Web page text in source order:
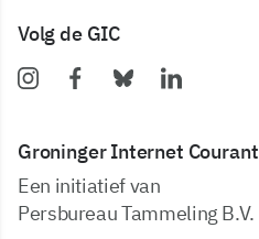
Volg de GIC
Groninger Internet Courant
Een initiatief van
Persbureau Tammeling B.V.